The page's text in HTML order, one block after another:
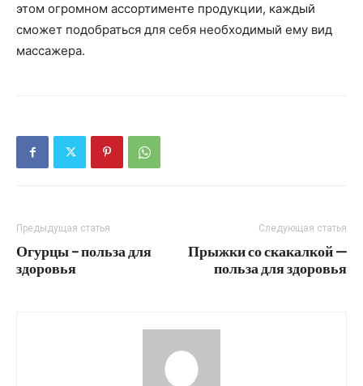
этом огромном ассортименте продукции, каждый
сможет подобраться для себя необходимый ему вид
массажера.
Предыдущая статья
Огурцы – польза для
здоровья
Следующая статья
Прыжки со скакалкой —
польза для здоровья